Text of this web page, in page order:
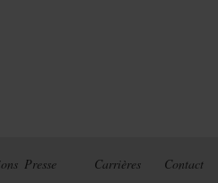
Presse Carrières Contact